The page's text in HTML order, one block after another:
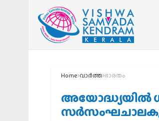
Home വാര്‍ത്ത ഭാരതം
അയോദ്ധ്യയില്‍